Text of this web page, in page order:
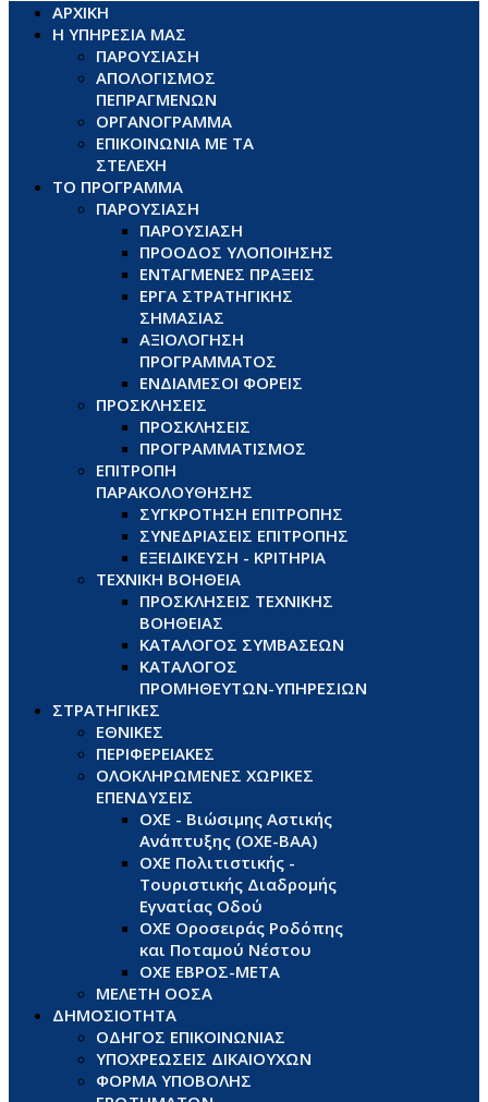
ΑΡΧΙΚΗ
Η ΥΠΗΡΕΣΙΑ ΜΑΣ
ΠΑΡΟΥΣΙΑΣΗ
ΑΠΟΛΟΓΙΣΜΟΣ
ΠΕΠΡΑΓΜΕΝΩΝ
ΟΡΓΑΝΟΓΡΑΜΜΑ
ΕΠΙΚΟΙΝΩΝΙΑ ΜΕ ΤΑ
ΣΤΕΛΕΧΗ
ΤΟ ΠΡΟΓΡΑΜΜΑ
ΠΑΡΟΥΣΙΑΣΗ
ΠΑΡΟΥΣΙΑΣΗ
ΠΡΟΟΔΟΣ ΥΛΟΠΟΙΗΣΗΣ
ΕΝΤΑΓΜΕΝΕΣ ΠΡΑΞΕΙΣ
ΕΡΓΑ ΣΤΡΑΤΗΓΙΚΗΣ
ΣΗΜΑΣΙΑΣ
ΑΞΙΟΛΟΓΗΣΗ
ΠΡΟΓΡΑΜΜΑΤΟΣ
ΕΝΔΙΑΜΕΣΟΙ ΦΟΡΕΙΣ
ΠΡΟΣΚΛΗΣΕΙΣ
ΠΡΟΣΚΛΗΣΕΙΣ
ΠΡΟΓΡΑΜΜΑΤΙΣΜΟΣ
ΕΠΙΤΡΟΠΗ
ΠΑΡΑΚΟΛΟΥΘΗΣΗΣ
ΣΥΓΚΡΟΤΗΣΗ ΕΠΙΤΡΟΠΗΣ
ΣΥΝΕΔΡΙΑΣΕΙΣ ΕΠΙΤΡΟΠΗΣ
ΕΞΕΙΔΙΚΕΥΣΗ - ΚΡΙΤΗΡΙΑ
ΤΕΧΝΙΚΗ ΒΟΗΘΕΙΑ
ΠΡΟΣΚΛΗΣΕΙΣ ΤΕΧΝΙΚΗΣ
ΒΟΗΘΕΙΑΣ
ΚΑΤΑΛΟΓΟΣ ΣΥΜΒΑΣΕΩΝ
ΚΑΤΑΛΟΓΟΣ
ΠΡΟΜΗΘΕΥΤΩΝ-ΥΠΗΡΕΣΙΩΝ
ΣΤΡΑΤΗΓΙΚΕΣ
ΕΘΝΙΚΕΣ
ΠΕΡΙΦΕΡΕΙΑΚΕΣ
ΟΛΟΚΛΗΡΩΜΕΝΕΣ ΧΩΡΙΚΕΣ
ΕΠΕΝΔΥΣΕΙΣ
ΟΧΕ - Βιώσιμης Αστικής
Ανάπτυξης (ΟΧΕ-ΒΑΑ)
ΟΧΕ Πολιτιστικής -
Τουριστικής Διαδρομής
Εγνατίας Οδού
ΟΧΕ Οροσειράς Ροδόπης
και Ποταμού Νέστου
ΟΧΕ ΕΒΡΟΣ-ΜΕΤΑ
ΜΕΛΕΤΗ ΟΟΣΑ
ΔΗΜΟΣΙΟΤΗΤΑ
ΟΔΗΓΟΣ ΕΠΙΚΟΙΝΩΝΙΑΣ
ΥΠΟΧΡΕΩΣΕΙΣ ΔΙΚΑΙΟΥΧΩΝ
ΦΟΡΜΑ ΥΠΟΒΟΛΗΣ